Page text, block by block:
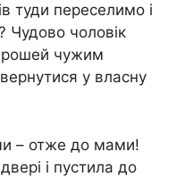
туди переселимо і
Чудово чоловік
чужим
у власну
– отже до мами!
і пустила до